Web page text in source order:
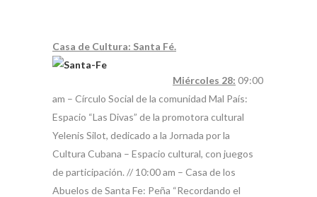
Casa de Cultura: Santa Fé.
Miércoles 28: 09:00
am – Círculo Social de la comunidad Mal País:
Espacio “Las Divas” de la promotora cultural
Yelenis Silot, dedicado a la Jornada por la
Cultura Cubana – Espacio cultural, con juegos
de participación. // 10:00 am – Casa de los
Abuelos de Santa Fe: Peña “Recordando el